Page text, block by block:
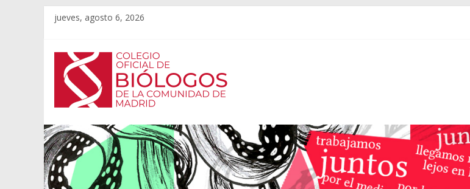
jueves, agosto 6, 2026